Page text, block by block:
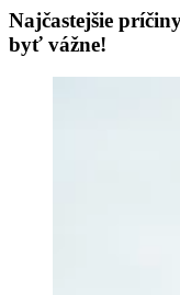
Najčastejšie
byť vážne!